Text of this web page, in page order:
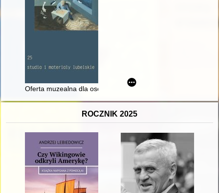
Oferta muzealna dla osób g/Głuchych i słabosłyszących :
ROCZNIK 2025